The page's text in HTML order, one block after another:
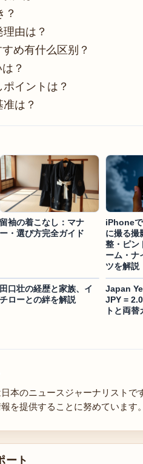
？
由は？
め有什么区别？
？
イントは？
は？
留袖の着こなし：マナ
ー・選び方完全ガイド
iPhone
に撮る撮
整・ピン
ーム・ナ
ツを解説
田口壮の経歴と家族、イ
チローとの絆を解説
Japan
JPY =
トと両替
本のニュースジャーナリスト
を提供することに努めています
ート